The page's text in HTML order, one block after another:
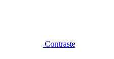
Contraste